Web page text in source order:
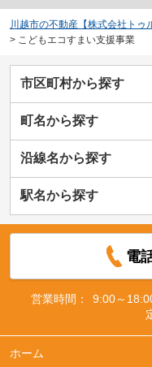
川越市の不動産【株式会社トゥ
> こどもエコすまい支援事業
市区町村から探す
町名から探す
沿線名から探す
駅名から探す
電
営業時間：
9:00～
ホーム